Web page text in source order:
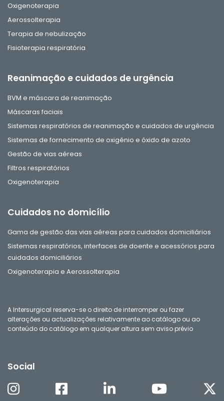
Oxigenoterapia
Aerossolterapia
Terapia de nebulização
Fisioterapia respiratória
Reanimação e cuidados de urgência
BVM e máscara de reanimação
Máscaras faciais
Sistemas respiratórios de reanimação e cuidados de urgência
Sistemas de fornecimento de oxigénio e óxido de azoto
Gestão de vias aéreas
Filtros respiratórios
Oxigenoterapia
Cuidados no domicílio
Gama de gestão das vias aéreas para cuidados domiciliários
Sistemas respiratórios, interfaces de doente e acessórios para
cuidados domiciliários
Oxigenoterapia e Aerossolterapia
A Intersurgical reserva-se o direito de interromper ou fazer
alterações ou actualizações relativamente ao catálogo ou ao
conteúdo do catálogo em qualquer altura sem aviso prévio
Social